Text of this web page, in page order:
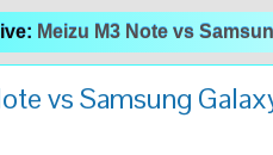
Meizu M3 Note vs
vs Samsung